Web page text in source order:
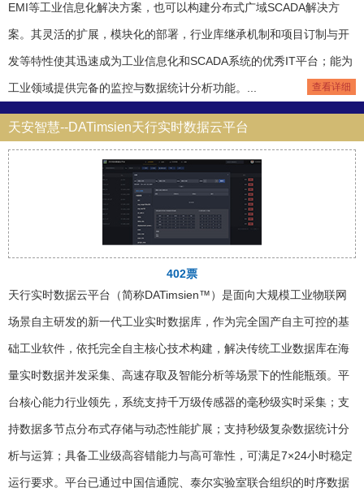
EMI等工业信息化解决方案，也可以构建分布式广域SCADA解决方
案。其灵活的扩展，模块化的部署，行业库继承机制和项目订制与开
发等特性使其迅速成为工业信息化和SCADA系统的优秀IT平台；能为
工业领域提供完备的监控与数据统计分析功能。... 查看详细
天安智慧--DATimsien天行实时数据云平台
402票
天行实时数据云平台（简称DATimsien™）是面向大规模工业物联网
场景自主研发的新一代工业实时数据库，作为完全国产自主可控的基
础工业软件，依托完全自主核心技术构建，解决传统工业数据库在海
量实时数据并发采集、高速存取及智能分析等场景下的性能瓶颈。平
台核心能力行业领先，系统支持千万级传感器的毫秒级实时采集；支
持数据多节点分布式存储与动态性能扩展；支持秒级复杂数据统计分
析与运算；具备工业级高容错能力与高可靠性，可满足7×24小时稳定
运行要求。平台已通过中国信通院、泰尔实验室联合组织的时序数据